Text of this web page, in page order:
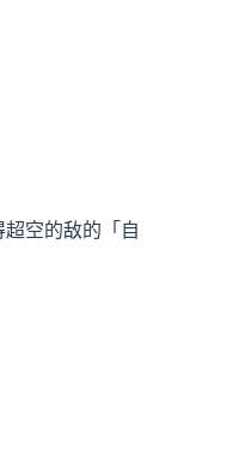
空的敌的「自